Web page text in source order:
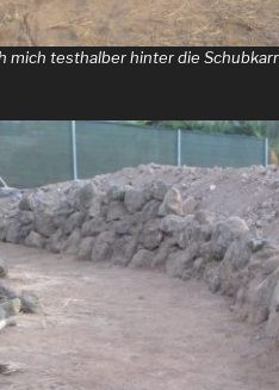
mich testhalber hinter die